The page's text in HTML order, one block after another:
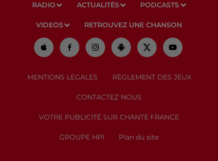
RADIO ACTUALITÉS PODCASTS
VIDEOS RETROUVEZ UNE CHANSON
MENTIONS LEGALES RÈGLEMENT DES JEUX
CONTACTEZ NOUS
VOTRE PUBLICITÉ SUR CHANTE FRANCE
GROUPE HPI Plan du site